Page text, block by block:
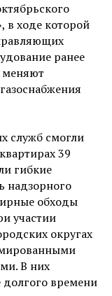
в ходе которой
ранее
меняют
служб смогли
39
гибкие
надзорного
обходы
участии
округах
В них
долгого времени